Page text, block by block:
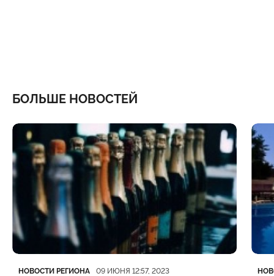
БОЛЬШЕ НОВОСТЕЙ
Категория
НОВОСТИ РЕГИОНА
Дата публикации 09 ИЮНЯ 12:57, 2023